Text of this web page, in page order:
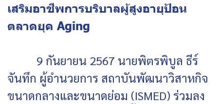
เสริมอาชีพการบริบาลผู้สูงอายุป้อน
ตลาดยุค Aging
9 กันยายน 2567 นายพิตรพิบูล ธีร์
จันทึก ผู้อำนวยการ สถาบันพัฒนาวิสาหกิจ
ขนาดกลางและขนาดย่อม (ISMED) ร่วมลง